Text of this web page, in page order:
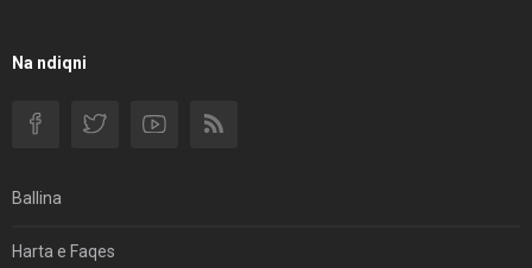
Filmi I Shkurtër Iranian “Pasta Alfredo” Ka Udhëtuar
Na ndiqni
Ballina
Harta e Faqes